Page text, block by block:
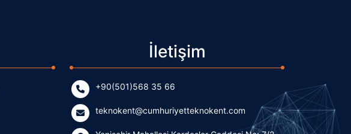
İletişim
+90(501)568 35 66
teknokent@cumhuriyetteknokent.com